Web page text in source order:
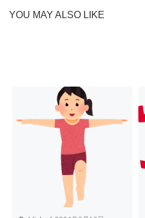
YOU MAY ALSO LIKE